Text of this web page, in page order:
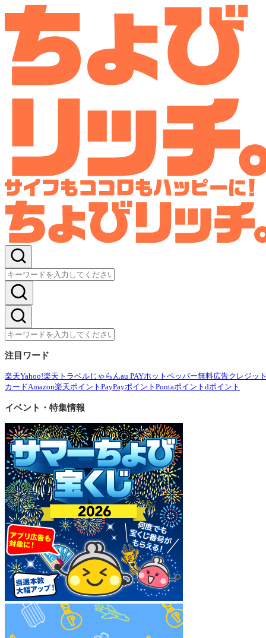
注目ワード
楽天Yahoo!楽天トラベル じゃらんau PAYホットペッパー無料広告クレジッ
カードAmazon楽天ポイント PayPayポイント Pontaポイント dポイント
イベント・特集情報